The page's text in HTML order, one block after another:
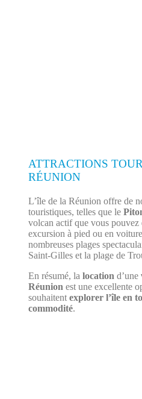
ATTRACTIONS
RÉUNION
L’île de la Réunion offre de
touristiques, telles que le
volcan actif que vous pouvez
excursion à pied ou en
nombreuses plages
Saint-Gilles et la plage de
En résumé, la location d’une
Réunion est une excellente
souhaitent explorer l’île en
commodité.